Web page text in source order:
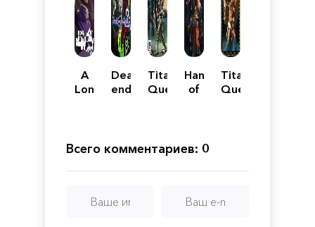
A
Long
Death
end
Titan
Quest:
Hand
of
Titan
Quest:
Всего комментариев: 0